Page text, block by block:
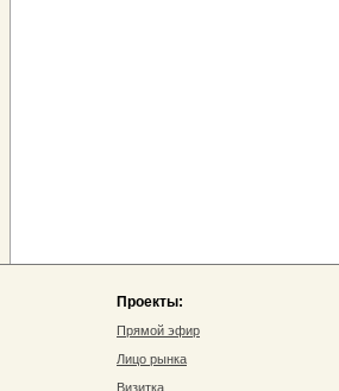
Проекты:
Прямой эфир
Лицо рынка
Визитка